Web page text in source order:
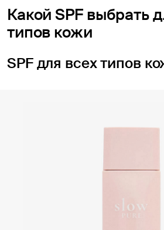
Какой SPF выбрать
типов кожи
SPF для всех типов